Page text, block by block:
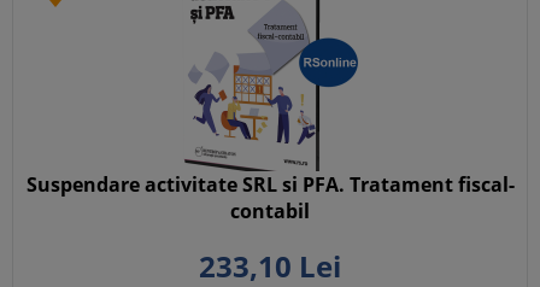
Suspendare activitate SRL si PFA. Tratament fiscal-
contabil
233,10 Lei